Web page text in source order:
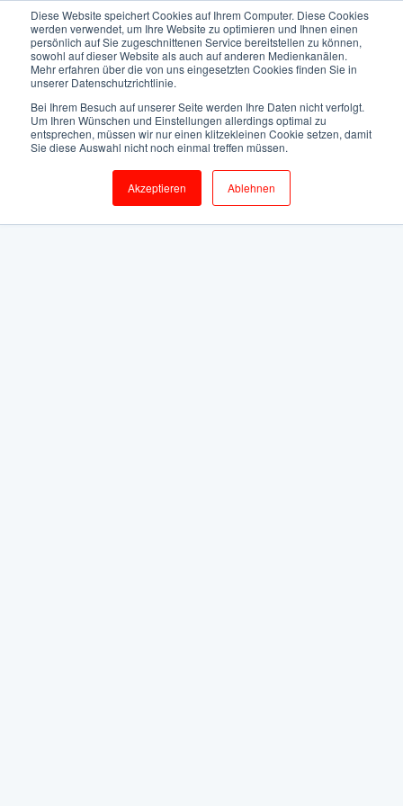
Diese Website speichert Cookies auf Ihrem Computer. Diese Cookies
werden verwendet, um Ihre Website zu optimieren und Ihnen einen
persönlich auf Sie zugeschnittenen Service bereitstellen zu können,
sowohl auf dieser Website als auch auf anderen Medienkanälen.
Mehr erfahren über die von uns eingesetzten Cookies finden Sie in
unserer Datenschutzrichtlinie.
Bei Ihrem Besuch auf unserer Seite werden Ihre Daten nicht verfolgt.
Um Ihren Wünschen und Einstellungen allerdings optimal zu
entsprechen, müssen wir nur einen klitzekleinen Cookie setzen, damit
Sie diese Auswahl nicht noch einmal treffen müssen.
Akzeptieren Ablehnen